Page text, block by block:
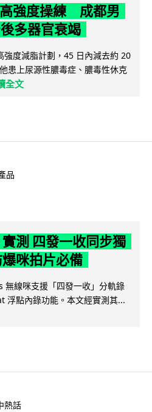
強度操練 成都男
多器官衰竭
強度減脂計劃，45 日內減去約 20
患上尿源性膿毒症、膿毒性休克
全文
品
測 四發一收同步獨
咪拍片必備
線咪支援「四發一收」分軌錄
浮點內錄功能。本文經實測其...
熱話